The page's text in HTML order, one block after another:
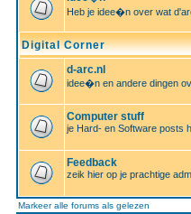
Heb je idee�n over wat
Digital Corner
d-arc.nl
idee�n en andere dingen
Computer stuff
je Hard- en Software posts
Feedback
zeik hier op je prachtige
Markeer alle forums als gelezen